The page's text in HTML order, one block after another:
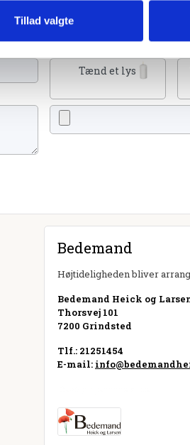
Tillad valgte
et mindeord,
Tænd et lys
Bedemand
Højtideligheden bliver
Bedemand Heick og
Thorsvej 101
7200 Grindsted
Tlf.: 21251454
E-mail: